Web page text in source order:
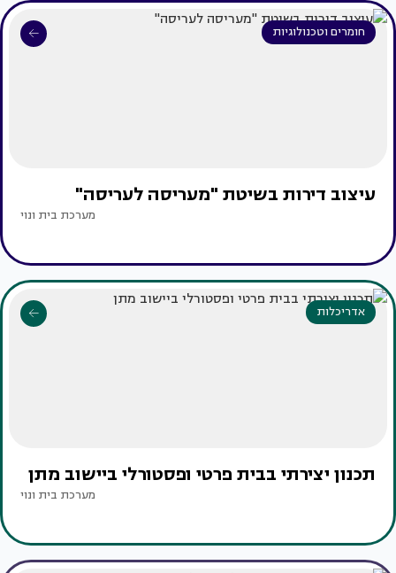
חומרים וטכנולוגיות
עיצוב דירות בשיטת "מעריסה לעריסה"
מערכת בית ונוי
אדריכלות
תכנון יצירתי בבית פרטי ופסטורלי ביישוב מתן
מערכת בית ונוי